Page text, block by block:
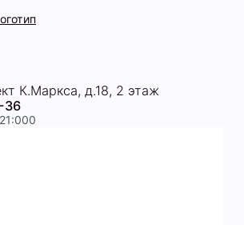
К.Маркса, д.18, 2 этаж
36